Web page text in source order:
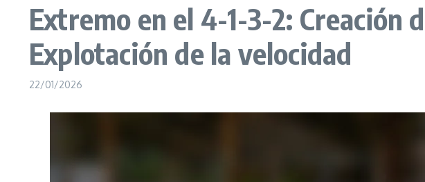
Extremo en el 4-1-3-2: Creación
Explotación de la velocidad
22/01/2026